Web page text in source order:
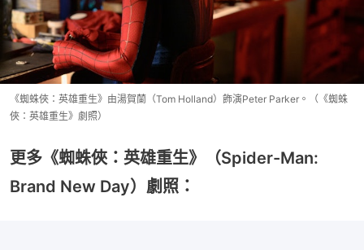
《蜘蛛俠：英雄重生》由湯賀蘭（Tom Holland）飾演Peter Parker。（《蜘蛛
俠：英雄重生》劇照）
更多《蜘蛛俠：英雄重生》（Spider-Man:
Brand New Day）劇照：